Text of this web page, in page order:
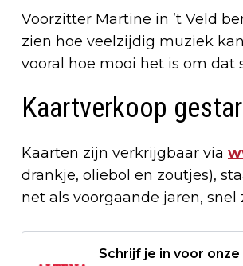
Voorzitter Martine in ’t Veld
zien hoe veelzijdig muziek
vooral hoe mooi het is om dat
Kaartverkoop
Kaarten zijn verkrijgbaar via
drankje, oliebol en zoutjes),
net als voorgaande jaren,
Schrijf je in voor